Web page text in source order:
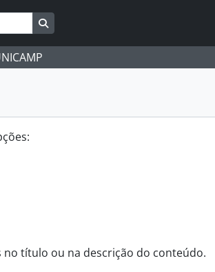
título ou na descrição do conteúdo.